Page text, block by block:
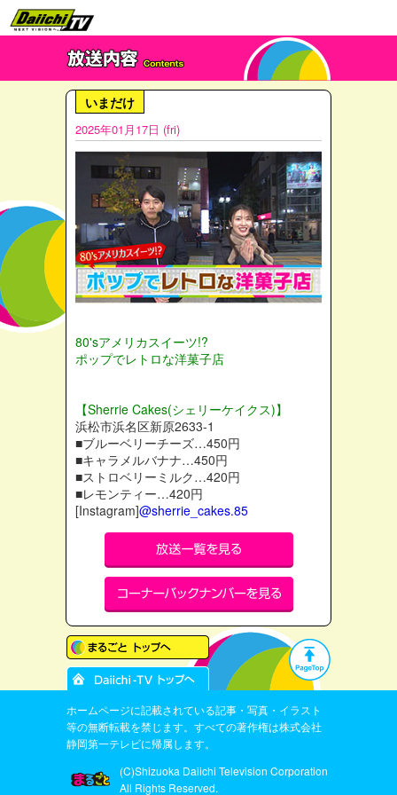
いまだけ
2025年01月17日 (fri)
80'sアメリカスイーツ!?
ポップでレトロな洋菓子店
【Sherrie Cakes(シェリーケイクス)】
浜松市浜名区新原2633-1
■ブルーベリーチーズ…450円
■キャラメルバナナ…450円
■ストロベリーミルク…420円
■レモンティー…420円
[Instagram]@sherrie_cakes.85
ホームページに記載されている記事・写真・イラスト
等の無断転載を禁じます。すべての著作権は株式会社
静岡第一テレビに帰属します。
(C)Shizuoka Daiichi Television Corporation
All Rights Reserved.